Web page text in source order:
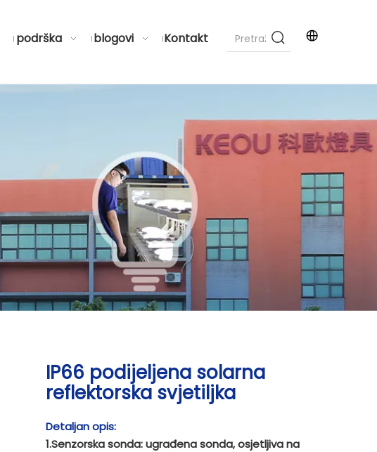
podrška blogovi Kontakt
IP66 podijeljena solarna
reflektorska svjetiljka
Detaljan opis:
1.Senzorska sonda: ugrađena sonda, osjetljiva na